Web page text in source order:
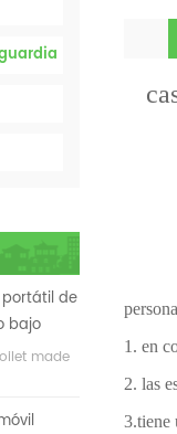
de
bajo
made
1. en
2. las
3.tiene